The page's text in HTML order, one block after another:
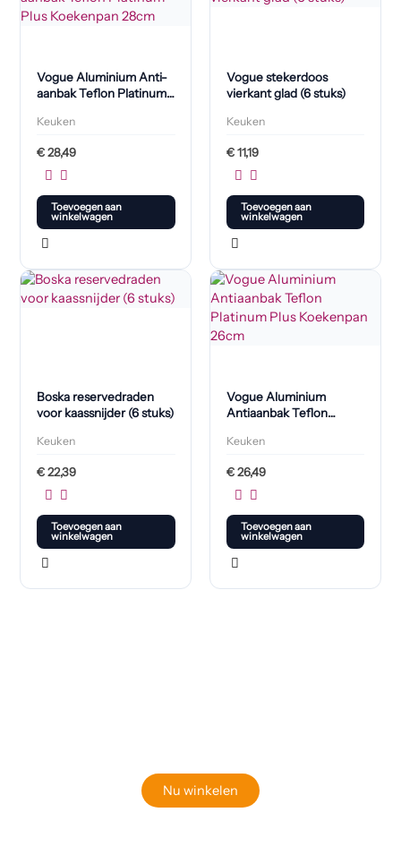
Vogue Aluminium Anti-
aanbak Teflon Platinum
Keuken
€28,49
Toevoegen aan
winkelwagen
Vogue stekerdoos
vierkant glad (6 stuks)
Keuken
€11,19
Toevoegen aan
winkelwagen
Boska reservedraden
voor kaassnijder (6 stuks)
Keuken
€22,39
Toevoegen aan
winkelwagen
Vogue Aluminium
Antiaanbak Teflon
Koekenpan 26cm
Keuken
€26,49
Toevoegen aan
winkelwagen
Nu winkelen